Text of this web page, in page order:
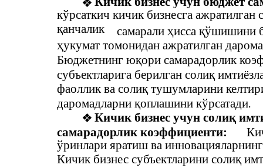
❖
кўрсаткич кичик бизнесга
қанчалик
самарали ҳисса қўшишини
ҳукумат томонидан ажратилган
Бюджетнинг юқори самарадорлик
субъектларига берилган солиқ
фаоллик ва солиқ тушумларини
даромадларни қоплашини кўрсатади.
❖ Кичик бизнес учун солиқ
самарадорлик коэффициенти:
ўринлари яратиш ва
Кичик бизнес субъектларини солиқ